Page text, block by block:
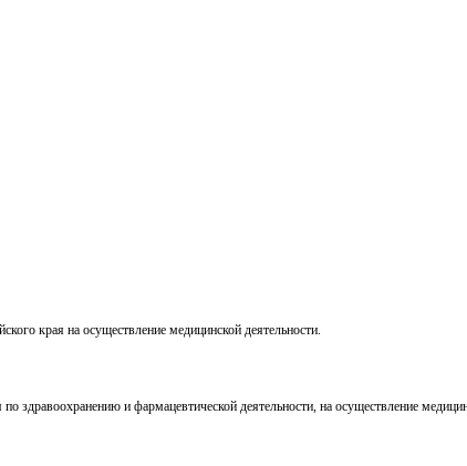
края на осуществление медицинской деятельности.
и фармацевтической деятельности, на осуществление